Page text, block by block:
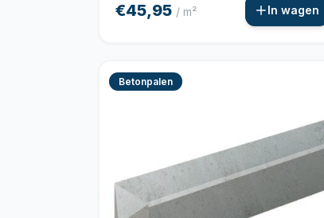
€45,95 / m² In wagen
Betonpalen